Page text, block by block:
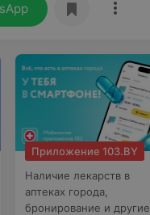
Приложение 103.BY
Наличие лекарств в
аптеках города,
бронирование и другие